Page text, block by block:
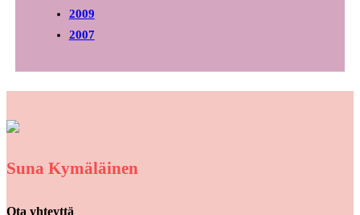
2009
2007
Suna Kymäläinen
Ota yhteyttä